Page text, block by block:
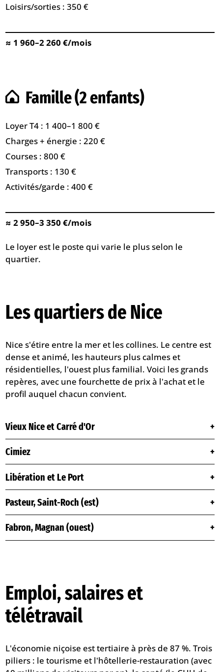
Loisirs/sorties : 350 €
≈ 1 960–2 260 €/mois
Famille (2 enfants)
Loyer T4 : 1 400–1 800 €
Charges + énergie : 220 €
Courses : 800 €
Transports : 130 €
Activités/garde : 400 €
≈ 2 950–3 350 €/mois
Le loyer est le poste qui varie le plus selon le
quartier.
Les quartiers de Nice
Nice s'étire entre la mer et les collines. Le centre est
dense et animé, les hauteurs plus calmes et
résidentielles, l'ouest plus familial. Voici les grands
repères, avec une fourchette de prix à l'achat et le
profil auquel chacun convient.
Vieux Nice et Carré d'Or
Cimiez
Libération et Le Port
Pasteur, Saint-Roch (est)
Fabron, Magnan (ouest)
Emploi, salaires et
télétravail
L'économie niçoise est tertiaire à près de 87 %. Trois
piliers : le tourisme et l'hôtellerie-restauration (avec